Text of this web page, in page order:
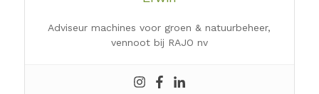
Adviseur machines voor groen & natuurbeheer,
vennoot bij RAJO nv